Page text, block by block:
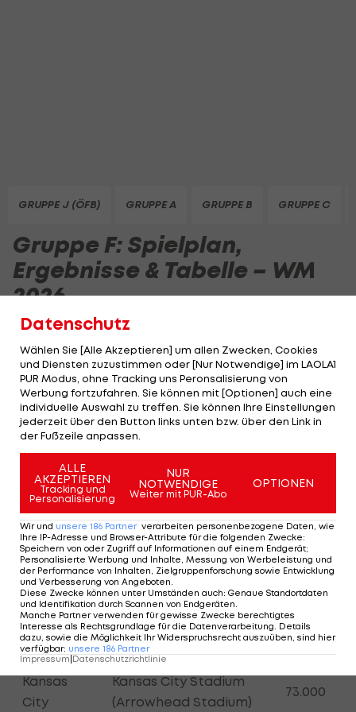
GRUPPE J (ÖFB) GRUPPE A GRUPPE B GRUPPE C
Gruppe F: Spielplan,
Ergebnisse & Tabelle – WM
2026
Tabelle der Gruppe F
Spielorte und Stadien der
Gruppe F
Ort
(ca.)
Dallas
Dallas Stadium (AT&T
Stadium)
94.000
Monterrey
Estadio Monterrey
(Estadio BBVA)
Houston
Houston Stadium (NRG
Stadium)
72.000
Kansas
City
Kansas City Stadium
(Arrowhead Stadium)
73.000
Datenschutz
Wählen Sie [Alle Akzeptieren] um allen Zwecken, Cookies
und Diensten zuzustimmen oder [Nur Notwendige] im LAOLA1
PUR Modus, ohne Tracking uns Peronsalisierung von
Werbung fortzufahren. Sie können mit [Optionen] auch eine
individuelle Auswahl zu treffen. Sie können Ihre Einstellungen
jederzeit über den Button links unten bzw. über den Link in
der Fußzeile anpassen.
ALLE
AKZEPTIEREN
Tracking und
Personalisierung
NUR
NOTWENDIGE
Weiter mit PUR-Abo
OPTIONEN
Wir und unsere 186 Partner verarbeiten personenbezogene Daten, wie
Ihre IP-Adresse und Browser-Attribute für die folgenden Zwecke:
Speichern von oder Zugriff auf Informationen auf einem Endgerät;
Personalisierte Werbung und Inhalte, Messung von Werbeleistung und
der Performance von Inhalten, Zielgruppenforschung sowie Entwicklung
und Verbesserung von Angeboten
Diese Zwecke können unter Umständen auch: Genaue Standortdaten
und Identifikation durch Scannen von Endgeräten
Manche Partner verwenden für gewisse Zwecke berechtigtes
Interesse als Rechtsgrundlage für die Datenverarbeitung. Details
dazu, sowie die Möglichkeit Ihr Widerspruchsrecht auszuüben, sind hier
verfügbar: unsere 186 Partner
Impressum|Datenschutzrichtlinie